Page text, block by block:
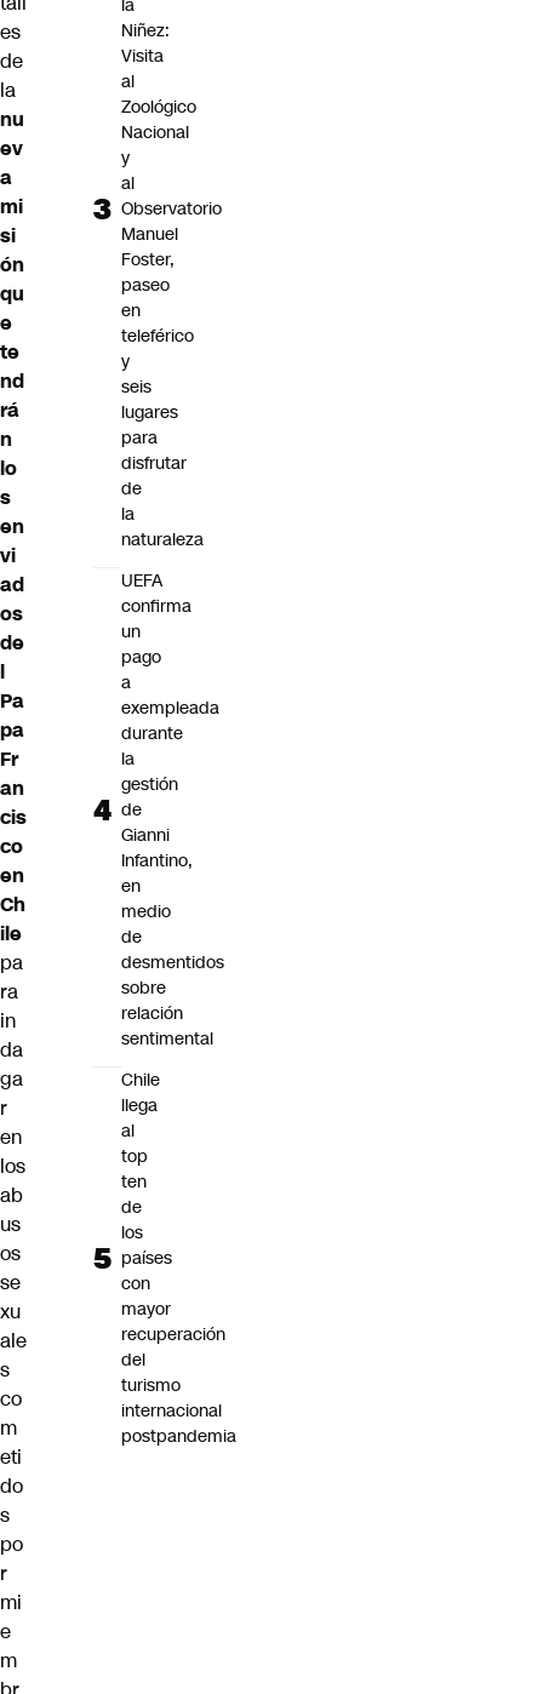
es
de
la
nu
ev
a
mi
si
ón
qu
e
te
nd
rá
n
lo
s
en
vi
ad
os
de
l
Pa
pa
Fr
an
cis
co
en
Ch
ile
pa
ra
in
da
ga
r
en
los
ab
us
os
se
xu
ale
s
co
m
eti
do
s
po
r
mi
e
m
la
Niñez:
Visita
al
Zoológico
Nacional
y
al
Observatorio
Manuel
Foster,
paseo
en
teleférico
y
seis
lugares
para
disfrutar
de
la
naturaleza
UEFA
confirma
un
pago
a
exempleada
durante
la
gestión
de
Gianni
Infantino,
en
medio
de
desmentidos
sobre
relación
sentimental
Chile
llega
al
top
ten
de
los
países
con
mayor
recuperación
del
turismo
internacional
postpandemia